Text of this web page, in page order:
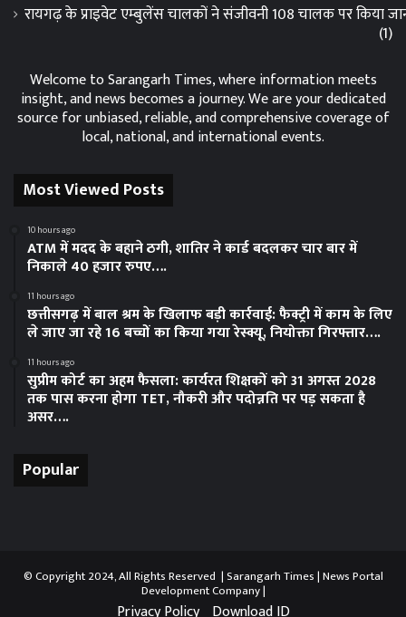
रायगढ़ के प्राइवेट एम्बुलेंस चालकों ने संजीवनी 108 चालक पर किया
(1)
Welcome to Sarangarh Times, where information meets
insight, and news becomes a journey. We are your dedicated
source for unbiased, reliable, and comprehensive coverage of
local, national, and international events.
Most Viewed Posts
10 hours ago
ATM में मदद के बहाने ठगी, शातिर ने कार्ड बदलकर चार बार में
निकाले 40 हजार रुपए….
11 hours ago
छत्तीसगढ़ में बाल श्रम के खिलाफ बड़ी कार्रवाई: फैक्ट्री में काम के लिए
ले जाए जा रहे 16 बच्चों का किया गया रेस्क्यू, नियोक्ता गिरफ्तार….
11 hours ago
सुप्रीम कोर्ट का अहम फैसला: कार्यरत शिक्षकों को 31 अगस्त 2028
तक पास करना होगा TET, नौकरी और पदोन्नति पर पड़ सकता है
असर….
Popular
© Copyright 2024, All Rights Reserved | Sarangarh Times |News Portal
Development Company|
Privacy Policy Download ID